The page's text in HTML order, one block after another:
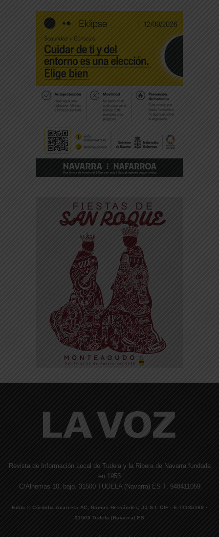
Revista de Información Local de Tudela y la Ribera de Navarra fundada
en 1953
C/Alhemas 10, bajo. 31500 TUDELA (Navarra) ES T. 948411059
Edita © Córdoba Acarreta AC, Ramos Hernández, JJ S.I. CIF · E-71185169 ·
31500 Tudela (Navarra) ES